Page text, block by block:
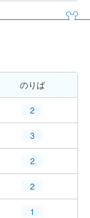
のりば
2
3
2
2
1